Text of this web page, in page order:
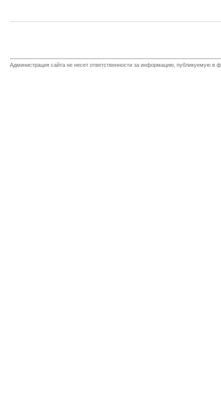
Администрация сайта не несет ответственности за информацию, публикуемую